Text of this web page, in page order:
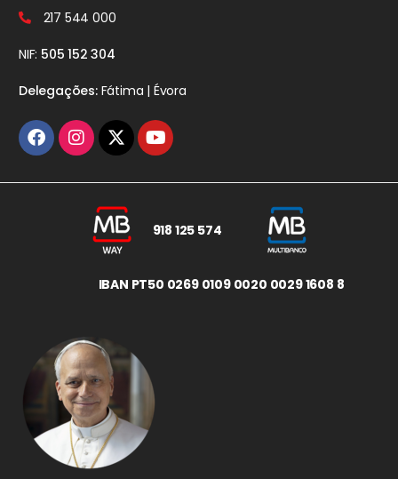
217 544 000
NIF: 505 152 304
Delegações:Fátima | Évora
918 125 574
IBAN PT50 0269 0109 0020 0029 1608 8